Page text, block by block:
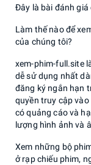
Đây là bài đánh giá
Làm thế nào để
của chúng tôi?
xem-phim-full.site
dễ sử dụng nhất
đăng ký ngắn hạn
quyền truy cập vào
có quảng cáo và
lượng hình ảnh và
Xem những bộ
ở rạp chiếu phim,